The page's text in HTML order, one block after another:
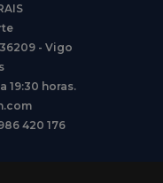
- Vigo
19:30 horas.
420 176